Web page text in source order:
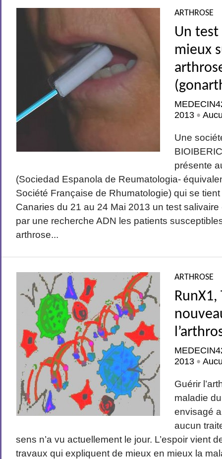
ARTHROSE
Un
mieux
2013 •
Une
présente
(Sociedad Espanola de Reumatologia-
Société Française de Rhumatologie) qui se
Canaries du 21 au 24 Mai 2013 un test
par une recherche ADN les patients
arthrose...
ARTHROSE
2013 •
Guérir
maladie
envisagé
aucun
sens n’a vu actuellement le jour. L’espoir vient
travaux qui expliquent de mieux en mieux la